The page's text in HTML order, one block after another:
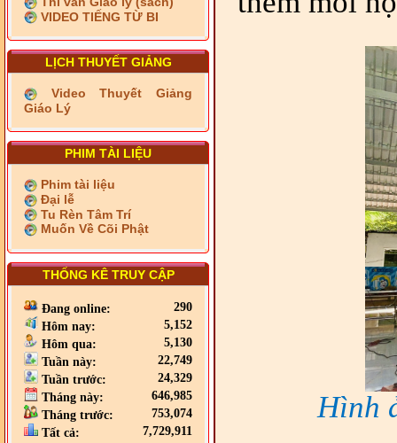
VIDEO TIẾNG TỪ BI
LỊCH THUYẾT GIẢNG
Video Thuyết Giảng
Giáo Lý
PHIM TÀI LIỆU
Phim tài liệu
Đại lễ
Tu Rèn Tâm Trí
Muốn Về Cõi Phật
THỐNG KÊ TRUY CẬP
Đang online:
290
Hôm nay:
5,152
Hôm qua:
5,130
Tuần này:
22,749
Tuần trước:
24,329
Tháng này:
646,985
Tháng trước:
753,074
Tất cả:
7,729,911
Hình